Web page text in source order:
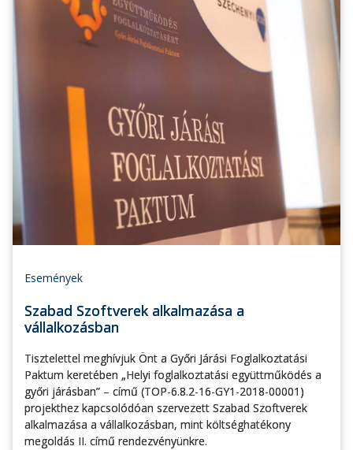
Események
Szabad Szoftverek alkalmazása a
vállalkozásban
Tisztelettel meghívjuk Önt a Győri Járási Foglalkoztatási
Paktum keretében „Helyi foglalkoztatási együttműködés a
győri járásban” – című (TOP-6.8.2-16-GY1-2018-00001)
projekthez kapcsolódóan szervezett Szabad Szoftverek
alkalmazása a vállalkozásban, mint költséghatékony
megoldás II. című rendezvényünkre.